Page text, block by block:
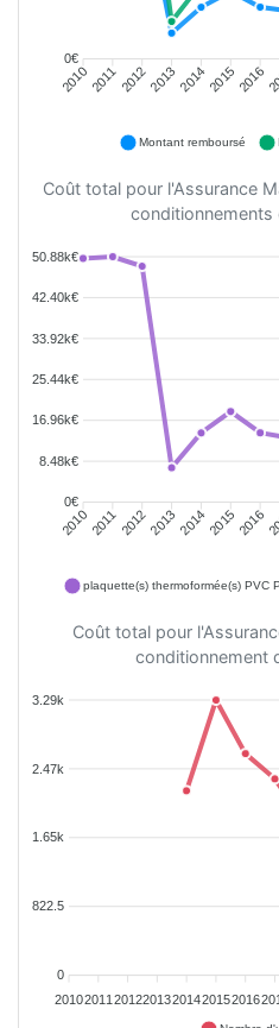
0€
2010201120122013201420152016
Montant remboursé
Coût total pour l'Assurance
conditionnements
50.88k€
42.40k€
33.92k€
25.44k€
16.96k€
8.48k€
0€
2010201120122013201420152016
plaquette(s) thermoformée(s) PVC
Coût total pour
conditionnement
3.29k
2.47k
1.65k
822.5
0
20102011 20122013201420152016